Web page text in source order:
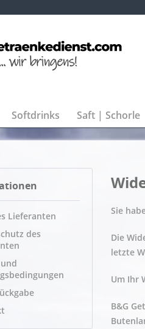
Softdrinks Saft | Schorle
Lieferanten
des
Sie
Die
letzte
Um Ihr
B&G